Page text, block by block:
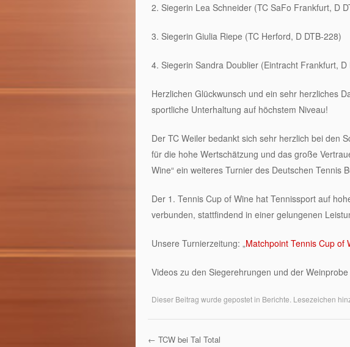
2. Siegerin Lea Schneider (TC SaFo Frankfurt, D
3. Siegerin Giulia Riepe (TC Herford, D DTB-228)
4. Siegerin Sandra Doublier (Eintracht Frankfurt, D
Herzlichen Glückwunsch und ein sehr herzliches
sportliche Unterhaltung auf höchstem Niveau!
Der TC Weiler bedankt sich sehr herzlich bei den
für die hohe Wertschätzung und das große
Wine“ ein weiteres Turnier des Deutschen Tennis
Der 1. Tennis Cup of Wine hat Tennissport auf
verbunden, stattfindend in einer gelungenen
Unsere Turnierzeitung: „Matchpoint Tennis Cup of
Videos zu den Siegerehrungen und der
Dieser Beitrag wurde gepostet in Berichte . Lesezeichen
← TCW bei Tal Total